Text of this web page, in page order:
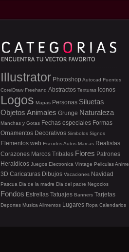
Illustrator Photoshop Autocad Fuentes
CorelDraw Freehand Abstractos Texturas Iconos
Logos Mapas Personas Siluetas
Objetos Animales Grunge Naturaleza
Manchas y Gotas Fechas especiales Formas
Ornamentos Decorativos Simbolos Signos
Elementos web EscudosAutos Marcas Realistas
Corazones Marcos Tribales Flores Patrones
Heraldicos Juegos Electronica Vintage PeliculasAnime
3D Caricaturas Dibujos Vacaciones Navidad
Pascua Dia de la madre Dia del padre Negocios
Fondos Estrellas Tatuajes Banners Tarjetas
Deportes Musica Alimentos Lugares Ropa Calendarios